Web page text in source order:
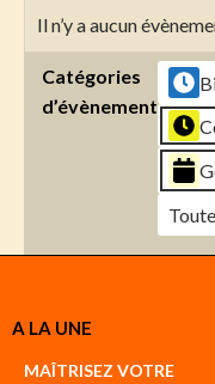
Il n’y a aucun
Catégories
d’évènement
Créer
compte
A LA UNE
MAÎTRISEZ VOTRE